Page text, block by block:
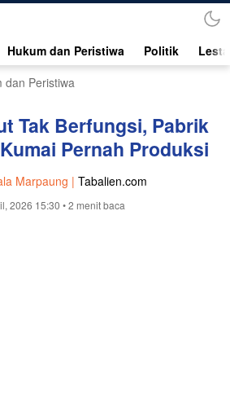
Hukum dan Peristiwa Politik
dan Peristiwa
Tak Berfungsi, Pabrik
Pernah Produksi
Marpaung | Tabalien.com
2026 15:30 • 2 menit baca